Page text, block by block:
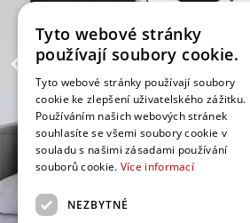
Tyto webové stránky
používají soubory cookie.
Tyto webové stránky používají soubory
cookie ke zlepšení uživatelského zážitku.
Používáním našich webových stránek
souhlasíte se všemi soubory cookie v
souladu s našimi zásadami používání
souborů cookie. Více informací
NEZBYTNÉ